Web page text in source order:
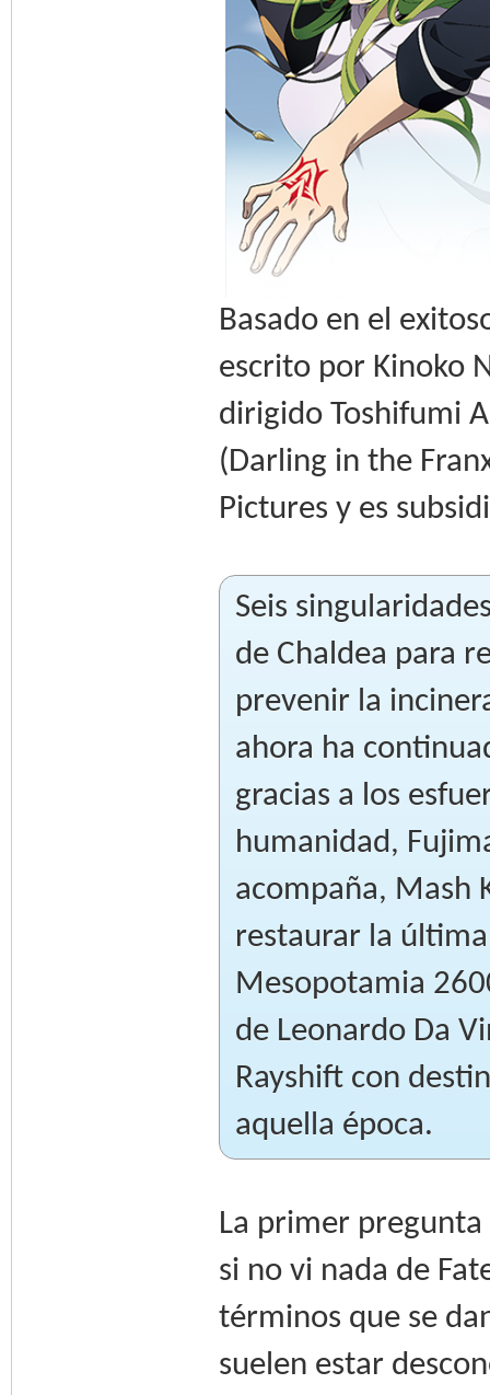
Basado en el
escrito por Kinoko
dirigido Toshifumi
(Darling in the
Pictures y es
Seis
de Chaldea para
prevenir la
ahora ha
gracias a los
humanidad,
acompaña, Mash
restaurar la
Mesopotamia
de Leonardo Da
Rayshift con
aquella época.
La primer pregunta
si no vi nada de
términos que se
suelen estar